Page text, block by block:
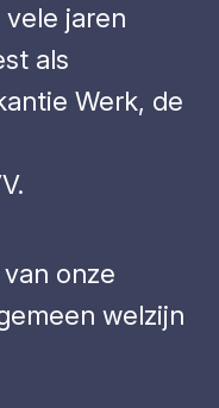
jaren
als
Werk, de
onze
welzijn